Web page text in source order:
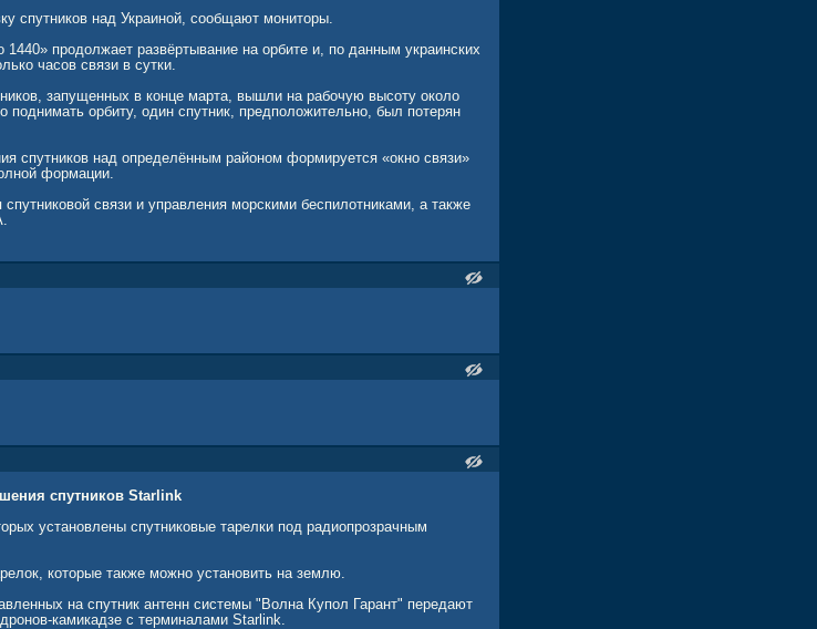
спутников над Украиной, сообщают мониторы.
продолжает развёртывание на орбите и, по данным украинских
часов связи в сутки.
запущенных в конце марта, вышли на рабочую высоту около
орбиту, один спутник, предположительно, был потерян
спутников над определённым районом формируется «окно связи»
формации.
связи и управления морскими беспилотниками, а также
спутников Starlink
установлены спутниковые тарелки под радиопрозрачным
которые также можно установить на землю.
на спутник антенн системы "Волна Купол Гарант" передают
камикадзе с терминалами Starlink.